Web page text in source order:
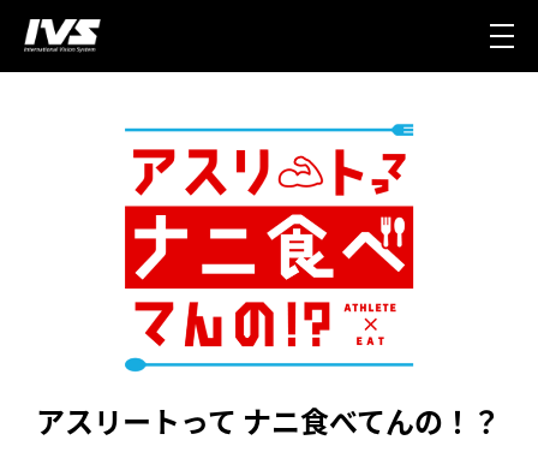
アスリートって ナニ食べてんの！？